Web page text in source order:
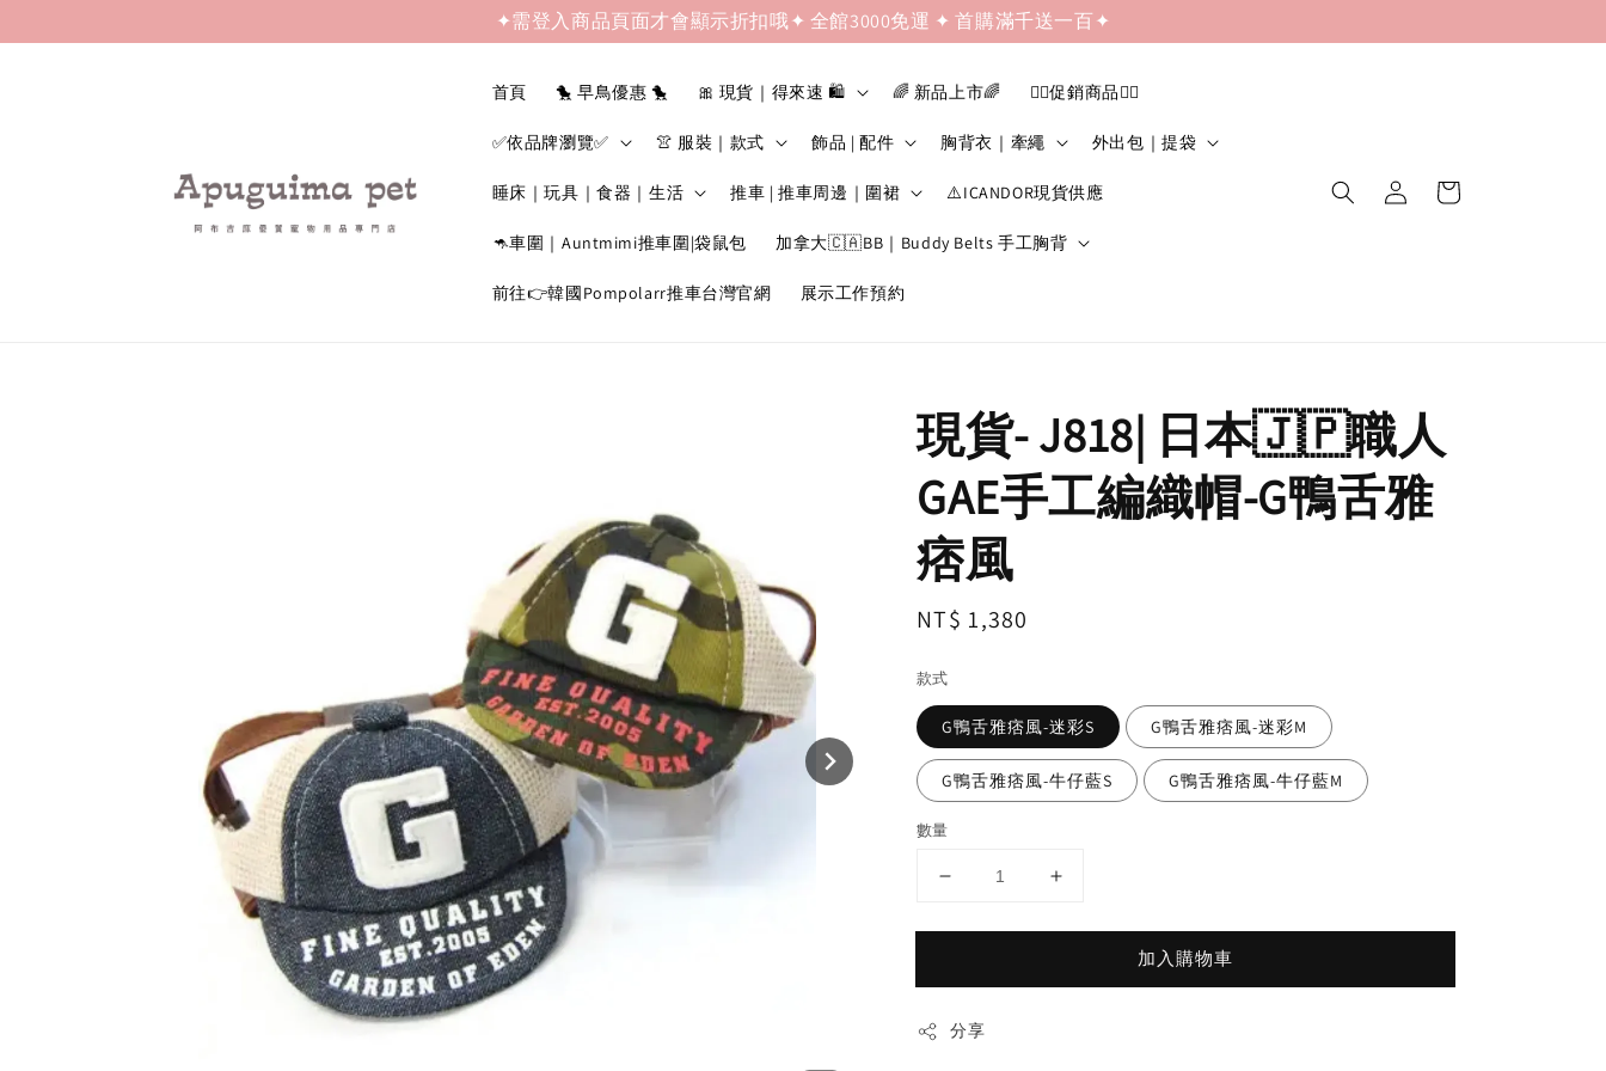
✦需登入商品頁面才會顯示折扣哦✦ 全館3000免運 ✦ 首購滿千送一百✦
首頁 🐤 早鳥優惠 🐤 🎀 現貨｜得來速 🛍️ 🌈 新品上市🌈 ❤️‍🔥促銷商品❤️‍🔥
✅依品牌瀏覽✅ 👚 服裝｜款式 飾品 | 配件 胸背衣｜牽繩 外出包｜提袋
睡床｜玩具｜食器｜生活 推車 | 推車周邊｜圍裙 ⚠️ICANDOR現貨供應
🦘車圍｜Auntmimi推車圍|袋鼠包 加拿大🇨🇦BB｜Buddy Belts 手工胸背
前往👉韓國Pompolarr推車台灣官網 展示工作預約
現貨- J818| 日本🇯🇵職人
GAE手工編織帽-G鴨舌雅
痞風
Regular
NT$ 1,380
款式
G鴨舌雅痞風-迷彩S G鴨舌雅痞風-迷彩M
G鴨舌雅痞風-牛仔藍S G鴨舌雅痞風-牛仔藍M
數量
加入購物車
分享